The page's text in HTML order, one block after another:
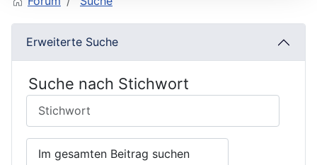
Erweiterte Suche
Suche nach Stichwort